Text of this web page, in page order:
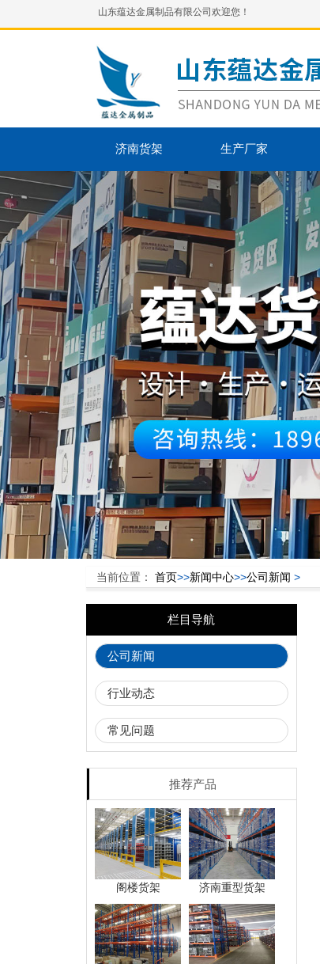
山东蕴达金属制品有限公司欢迎您！
济南货架 生产厂家
当前位置： 首页>>新闻中心>>公司新闻 >
栏目导航
公司新闻
行业动态
常见问题
推荐产品
阁楼货架 济南重型货架